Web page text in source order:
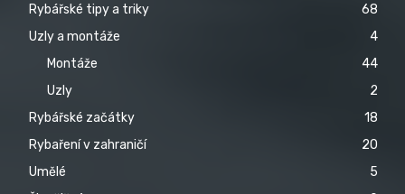
Rybářské tipy a triky
68
Uzly a montáže
4
Montáže
44
Uzly
2
Rybářské začátky
18
Rybaření v zahraničí
20
Umělé
5